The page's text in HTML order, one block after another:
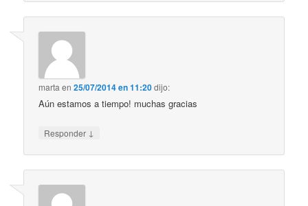
martaen25/07/2014 en 11:20dijo:
Aún estamos a tiempo! muchas gracias
Responder ↓